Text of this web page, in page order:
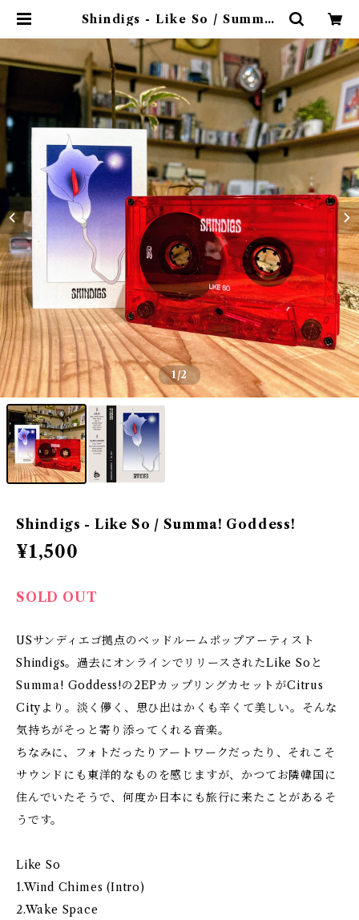
Shindigs - Like So / Summa!
1/2
Shindigs - Like So / Summa! Goddess!
¥1,500
SOLD OUT
USサンディエゴ拠点のベッドルームポップアーティスト
Shindigs。過去にオンラインでリリースされたLike Soと
Summa! Goddess!の2EPカップリングカセットがCitrus
Cityより。淡く儚く、思ひ出はかくも辛くて美しい。そんな
気持ちがそっと寄り添ってくれる音楽。
ちなみに、フォトだったりアートワークだったり、それこそ
サウンドにも東洋的なものを感じますが、かつてお隣韓国に
住んでいたそうで、何度か日本にも旅行に来たことがあるそ
うです。
Like So
1.Wind Chimes (Intro)
2.Wake Space